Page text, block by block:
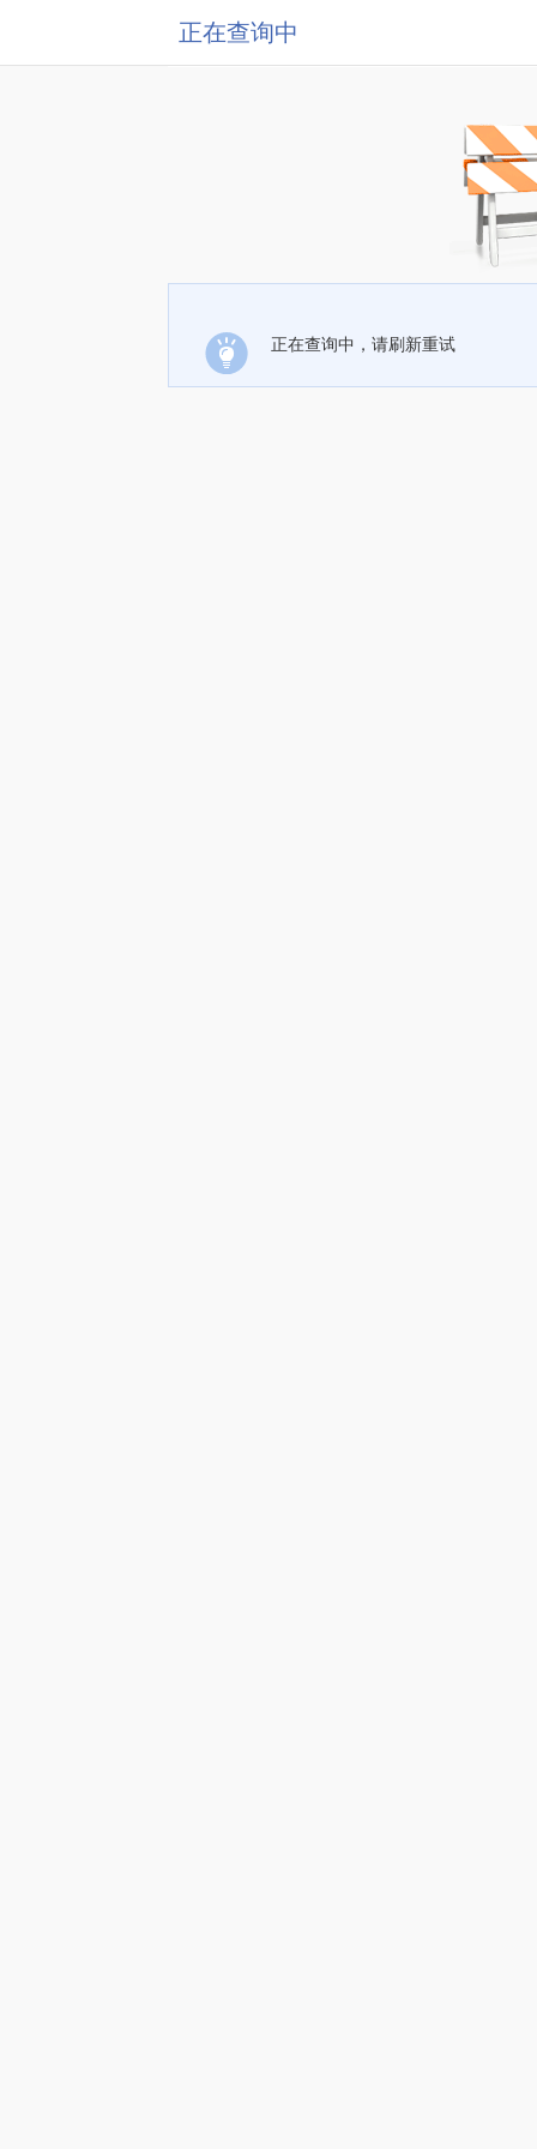
正在查询中
正在查询中，请刷新重试